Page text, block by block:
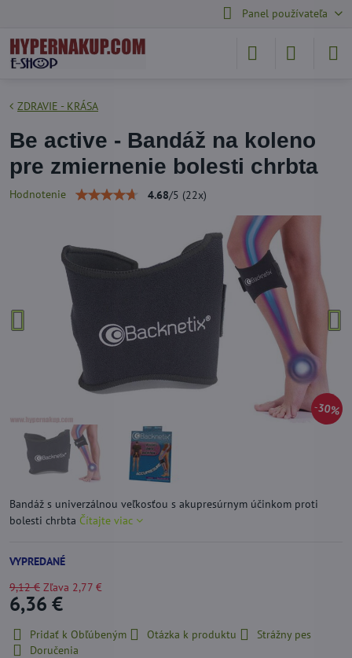
Panel používateľa
30%
ZDRAVIE - KRÁSA
Be active - Bandáž na koleno
pre zmiernenie bolesti chrbta
Hodnotenie 4.68/5 (22x)
Bandáž s univerzálnou veľkosťou s akupresúrnym účinkom proti
bolesti chrbta Čítajte viac
VYPREDANÉ
9,12 € Zľava 2,77 €
6,36 €
Pridať k Obľúbeným Otázka k produktu
Strážny pes
Doručenia